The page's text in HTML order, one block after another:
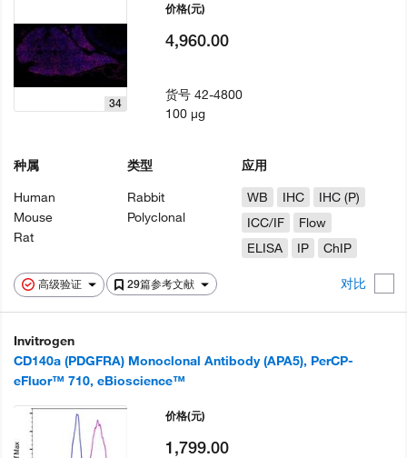
高级验证 29篇参考文献 对比
34
种属
Human
Mouse
Rat
类型
Rabbit
Polyclonal
应用
WB
IHC
IHC (P)
ICC/IF
Flow
ELISA
IP ChIP
价格(元)
4,960.00
货号42-4800
100 µg
Invitrogen
CD140a (PDGFRA) Monoclonal Antibody (APA5), PerCP-
eFluor™ 710, eBioscience™
价格(元)
1,799.00